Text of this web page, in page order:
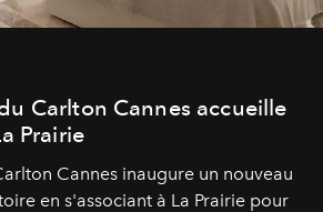
Carlton Cannes accueille
Prairie
Cannes inaugure un nouveau
en s'associant à La Prairie pour